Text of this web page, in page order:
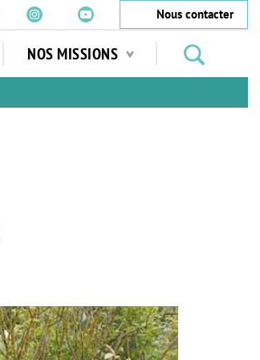
Nous contacter
NOS MISSIONS
jardins